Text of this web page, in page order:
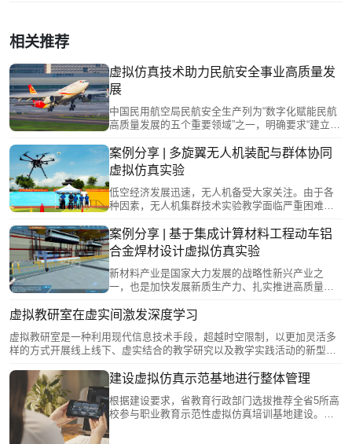
相关推荐
虚拟仿真技术助力民航安全事业高质量发
展
中国民用航空局民航安全生产列为“数字化赋能民航
高质量发展的五个重要领域”之一，明确要求“建立基
式”。通过虚拟仿真技术模拟航空情景，开展航空事
故隐患排除、应急处置相关的教育与培训。节约了
成本也让学生经历了实训过程。恒点以人工智能、
虚拟仿真为抓手，助力民航加快数字化产业升级，
推动社会发展。
案例分享 | 多旋翼无人机装配与群体协同
虚拟仿真实验
低空经济发展迅速，无人机备受大家关注。由于各
种因素，无人机集群技术实验教学面临严重困难，
南京航空航天大学共同开发设计的“多旋翼无人机装
配与群体协同虚拟仿真实验”让学生掌握无人机集群
的概念和基本原理，了解无人机集群的通信与组网
方式，掌握经典的无人机群体协同算法，培养探究
式的思维方式和解决复杂问题的综合能力。该课程
案例分享 | 基于集成计算材料工程动车铝
合金焊材设计虚拟仿真实验
新材料产业是国家大力发展的战略性新兴产业之
一，也是加快发展新质生产力、扎实推进高质量发
——基于集成计算材料工程动车铝合金焊材设计虚
学生提供了一个安全、高效、经济的学习平台。
虚拟教研室在虚实间激发深度学习
虚拟教研室是一种利用现代信息技术手段，超越时空限制，以更加灵活多
样的方式开展线上线下、虚实结合的教学研究以及教学实践活动的新型基
教育教学改革的使命。建设虚拟仿真示范基地进行整体管理
根据建设要求，省教育行政部门选拔推荐全省5所高
校参与职业教育示范性虚拟仿真培训基地建设。教